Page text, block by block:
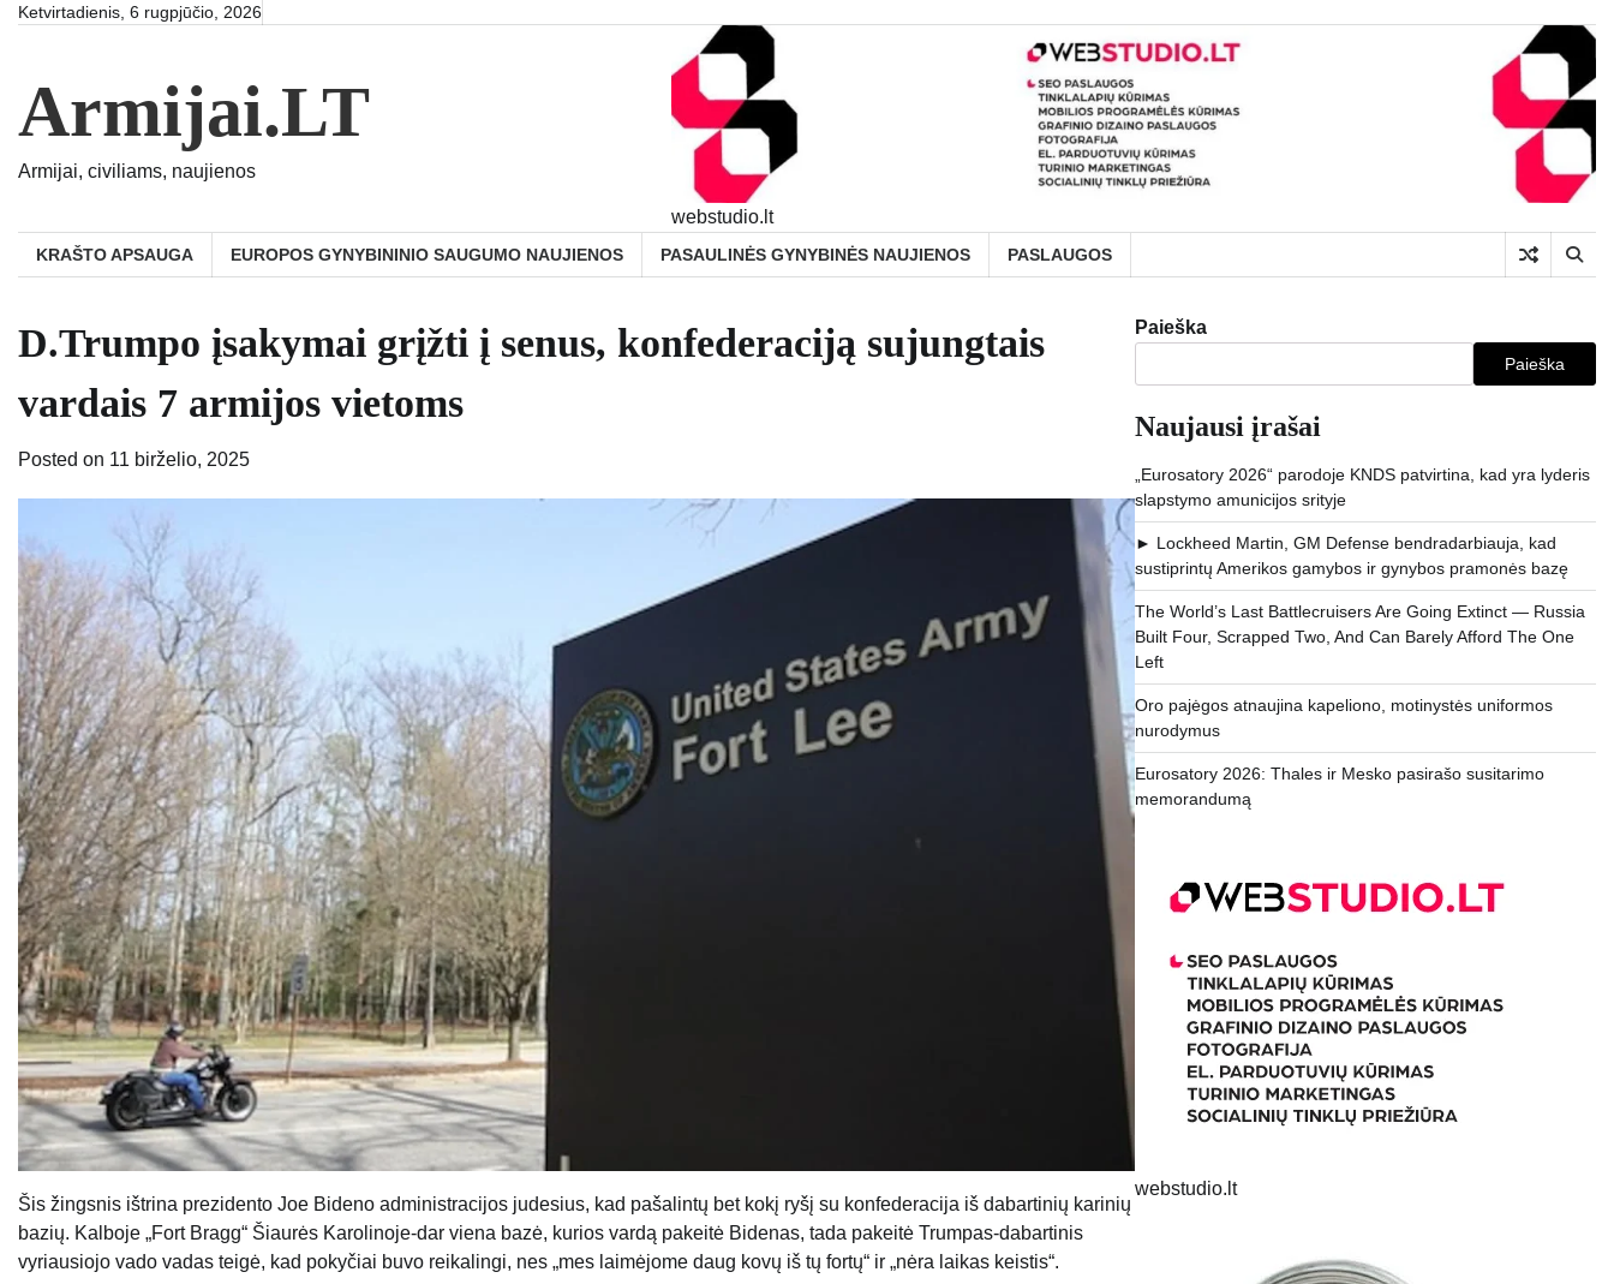
SkipKetvirtadienis, 6 rugpjūčio, 2026
Armijai.LT
Armijai, civiliams, naujienos
webstudio.lt
KRAŠTO APSAUGA EUROPOS GYNYBININIO SAUGUMO NAUJIENOS PASAULINĖS GYNYBINĖS NAUJIENOS PASLAUGOS
D.Trumpo įsakymai grįžti į senus, konfederaciją sujungtais
vardais 7 armijos vietoms
Posted on 11 birželio, 2025
Šis žingsnis ištrina prezidento Joe Bideno administracijos judesius, kad pašalintų bet kokį ryšį su konfederacija iš dabartinių karinių
bazių. Kalboje „Fort Bragg“ Šiaurės Karolinoje-dar viena bazė, kurios vardą pakeitė Bidenas, tada pakeitė Trumpas-dabartinis
vyriausiojo vado vadas teigė, kad pokyčiai buvo reikalingi, nes „mes laimėjome daug kovų iš tų fortų“ ir „nėra laikas keistis“.
Paieška
Paieška
Naujausi įrašai
„Eurosatory 2026“ parodoje KNDS patvirtina, kad yra lyderis
slapstymo amunicijos srityje
► Lockheed Martin, GM Defense bendradarbiauja, kad
sustiprintų Amerikos gamybos ir gynybos pramonės bazę
The World’s Last Battlecruisers Are Going Extinct — Russia
Built Four, Scrapped Two, And Can Barely Afford The One
Left
Oro pajėgos atnaujina kapeliono, motinystės uniformos
nurodymus
Eurosatory 2026: Thales ir Mesko pasirašo susitarimo
memorandumą
webstudio.lt